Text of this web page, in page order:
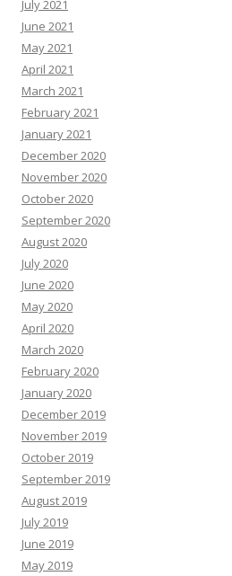
July 2021
June 2021
May 2021
April 2021
March 2021
February 2021
January 2021
December 2020
November 2020
October 2020
September 2020
August 2020
July 2020
June 2020
May 2020
April 2020
March 2020
February 2020
January 2020
December 2019
November 2019
October 2019
September 2019
August 2019
July 2019
June 2019
May 2019